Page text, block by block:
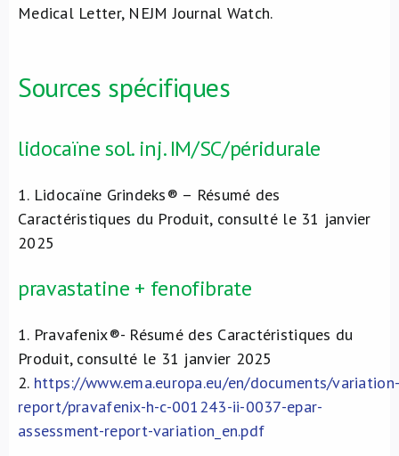
Medical Letter, NEJM Journal Watch.
Sources spécifiques
lidocaïne sol. inj. IM/SC/péridurale
1.Lidocaïne Grindeks® – Résumé des
Caractéristiques du Produit, consulté le 31 janvier
2025
pravastatine + fenofibrate
1.Pravafenix®- Résumé des Caractéristiques du
Produit, consulté le 31 janvier 2025
2. https://www.ema.europa.eu/en/documents/
report/pravafenix-h-c-001243-ii-0037-epar-
assessment-report-variation_en.pdf